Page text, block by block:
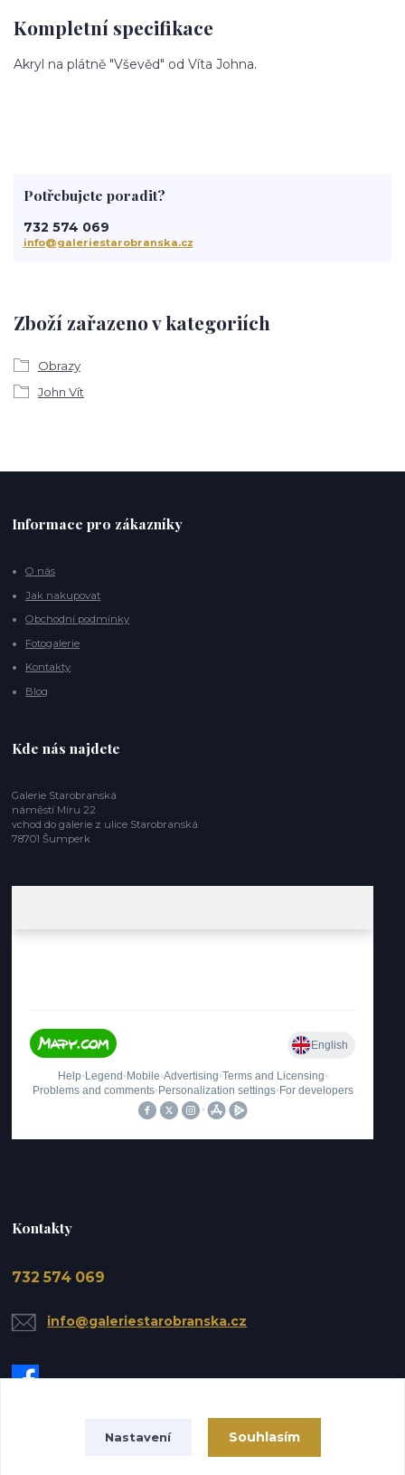
Kompletní specifikace
Akryl na plátně "Vševěd" od Víta Johna.
Zboží zařazeno v kategoriích
Obrazy
John Vít
Potřebujete poradit?
732 574 069
info@galeriestarobranska.cz
Informace pro zákazníky
O nás
Jak nakupovat
Obchodní podmínky
Fotogalerie
Kontakty
Blog
Kde nás najdete
Galerie Starobranská
náměstí Míru 22
vchod do galerie z ulice Starobranská
78701 Šumperk
Kontakty
732 574 069
info@galeriestarobranska.cz
Nastavení Souhlasím